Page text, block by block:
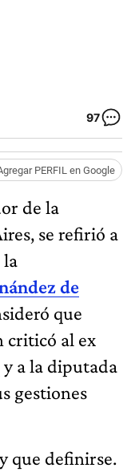
97
PERFIL en Google
de la
se refirió a
la
de
que
criticó al ex
y a la diputada
gestiones
que definirse.